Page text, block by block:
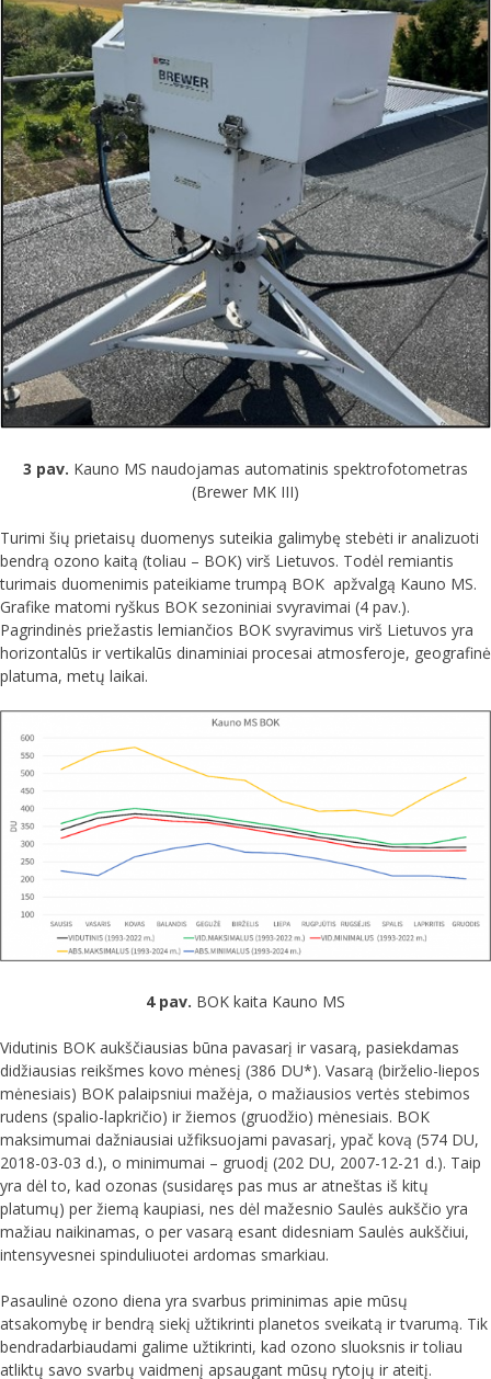
3 pav. Kauno MS naudojamas automatinis spektrofotometras
(Brewer MK III)
Turimi šių prietaisų duomenys suteikia galimybę stebėti ir analizuoti
bendrą ozono kaitą (toliau – BOK) virš Lietuvos. Todėl remiantis
turimais duomenimis pateikiame trumpą BOK apžvalgą Kauno MS.
Grafike matomi ryškus BOK sezoniniai svyravimai (4 pav.).
Pagrindinės priežastis lemiančios BOK svyravimus virš Lietuvos yra
horizontalūs ir vertikalūs dinaminiai procesai atmosferoje, geografinė
platuma, metų laikai.
4 pav. BOK kaita Kauno MS
Vidutinis BOK aukščiausias būna pavasarį ir vasarą, pasiekdamas
didžiausias reikšmes kovo mėnesį (386 DU*). Vasarą (birželio-liepos
mėnesiais) BOK palaipsniui mažėja, o mažiausios vertės stebimos
rudens (spalio-lapkričio) ir žiemos (gruodžio) mėnesiais. BOK
maksimumai dažniausiai užfiksuojami pavasarį, ypač kovą (574 DU,
2018-03-03 d.), o minimumai – gruodį (202 DU, 2007-12-21 d.). Taip
yra dėl to, kad ozonas (susidaręs pas mus ar atneštas iš kitų
platumų) per žiemą kaupiasi, nes dėl mažesnio Saulės aukščio yra
mažiau naikinamas, o per vasarą esant didesniam Saulės aukščiui,
intensyvesnei spinduliuotei ardomas smarkiau.
Pasaulinė ozono diena yra svarbus priminimas apie mūsų
atsakomybę ir bendrą siekį užtikrinti planetos sveikatą ir tvarumą. Tik
bendradarbiaudami galime užtikrinti, kad ozono sluoksnis ir toliau
atliktų savo svarbų vaidmenį apsaugant mūsų rytojų ir ateitį.